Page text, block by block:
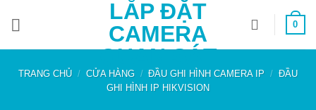
LẮP ĐẶT
CAMERA
QUAN SÁT
0
TRANG CHỦ / CỬA HÀNG / ĐẦU GHI HÌNH CAMERA IP / ĐẦU
GHI HÌNH IP HIKVISION